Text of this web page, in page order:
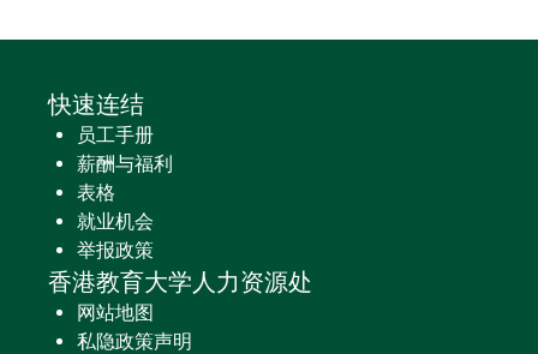
快速连结
员工手册
薪酬与福利
表格
就业机会
举报政策
香港教育大学人力资源处
网站地图
私隐政策声明